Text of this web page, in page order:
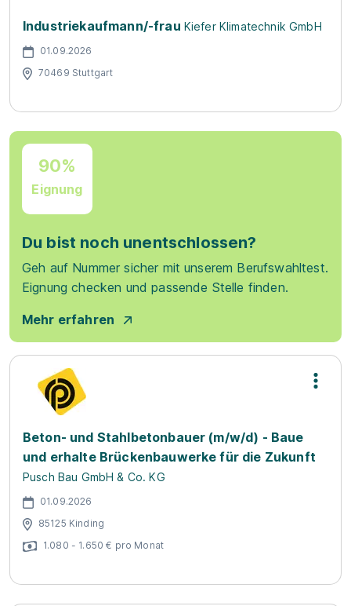
Industriekaufmann/-frau Kiefer Klimatechnik GmbH
01.09.2026
70469 Stuttgart
90%
Eignung
Du bist noch unentschlossen?
Geh auf Nummer sicher mit unserem Berufswahltest.
Eignung checken und passende Stelle finden.
Mehr erfahren
Beton- und Stahlbetonbauer (m/w/d) - Baue
und erhalte Brückenbauwerke für die Zukunft
Pusch Bau GmbH & Co. KG
01.09.2026
85125 Kinding
1.080 - 1.650 € pro Monat